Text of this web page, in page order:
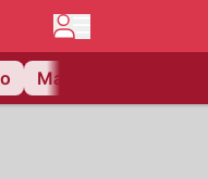
Matchcenter